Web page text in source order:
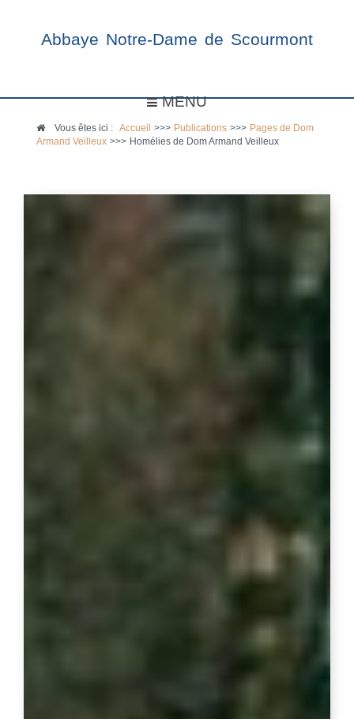
Abbaye Notre-Dame de Scourmont
MENU
Vous êtes ici :Accueil >>> Publications >>> Pages de Dom
Armand Veilleux >>> Homélies de Dom Armand Veilleux